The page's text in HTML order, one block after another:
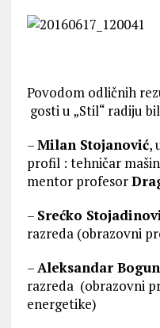
Povodom odličnih
gosti u „Stil“ radiju
–Milan Stojanović,
profil : tehničar
mentor profesor
– Srećko
razreda (obrazovni
–Aleksandar
razreda (obrazovni
energetike)